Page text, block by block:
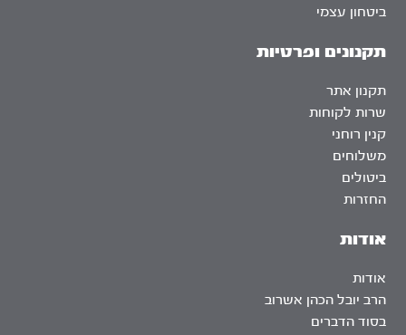
אודות
אודות
הרב יובל הכהן אשרוב
בסוד הדברים
ביטחון עצמי
תקנונים ופרטיות
תקנון אתר
שרות לקוחות
קנין רוחני
משלוחים
ביטולים
החזרות